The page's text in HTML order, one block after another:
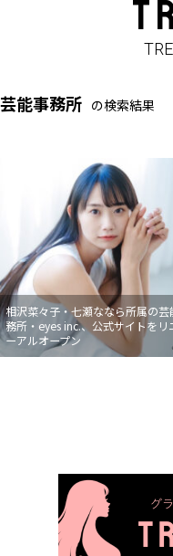
芸能事務所 の検索結果
相沢菜々子・七瀬ななら所属の芸
務所・eyes inc.、公式サイトをリ
ーアルオープン